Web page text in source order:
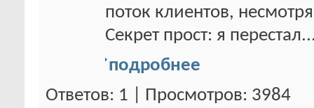
поток клиентов,
Секрет прост: я
подробнее
Ответов: 1 | Просмотров: 3984